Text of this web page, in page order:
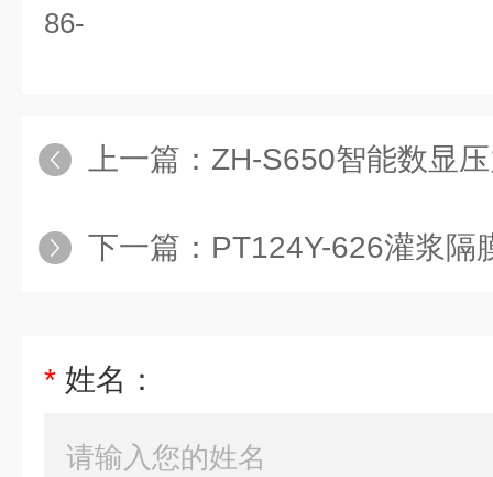
86-
上一篇： ZH-S650智能数显
下一篇： PT124Y-626灌浆隔
* 姓名：